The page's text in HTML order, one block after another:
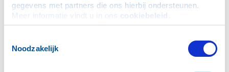
gegevens met partners die ons hierbij ondersteunen.
Meer informatie vindt u in ons cookiebeleid
Noodzakelijk
6 januari 2016: Nieuwjaarsbijeenkomst op Noordwijkse
Golfclub
16 december 2015: De Katwijkse Ziekte